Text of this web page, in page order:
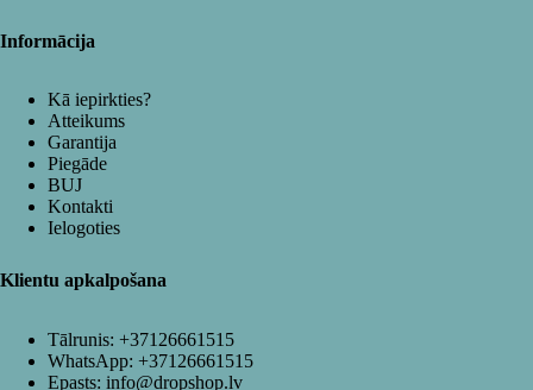
Informācija
Kā iepirkties?
Atteikums
Garantija
Piegāde
BUJ
Kontakti
Ielogoties
Klientu apkalpošana
Tālrunis: +37126661515
WhatsApp: +37126661515
Epasts: info@dropshop.lv